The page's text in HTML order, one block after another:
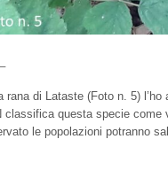
rana di Lataste (Foto n. 5)
classifica questa specie
le popolazioni potranno